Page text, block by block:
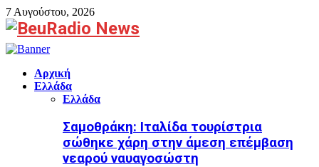
7 Αυγούστου, 2026
Facebook
Αρχική
Ελλάδα
Ελλάδα
Σαμοθράκη: Ιταλίδα τουρίστρια
σώθηκε χάρη στην άμεση επέμβαση
νεαρού ναυαγοσώστη